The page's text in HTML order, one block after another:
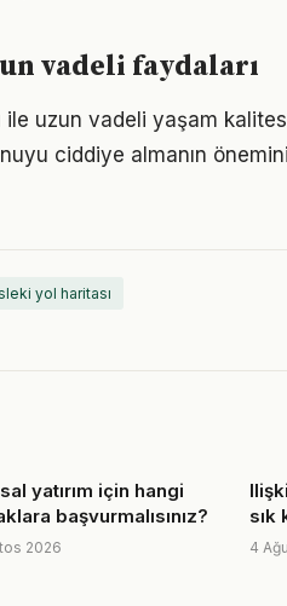
vadeli faydaları
ile uzun vadeli yaşam
ciddiye almanın
yol haritası
yatırım için hangi
başvurmalısınız?
2026
sık
4